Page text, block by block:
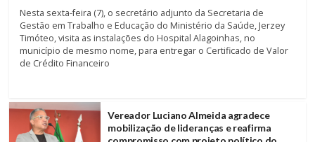
Nesta sexta-feira (7), o secretário adjunto da Secretaria de
Gestão em Trabalho e Educação do Ministério da Saúde, Jerzey
Timóteo, visita as instalações do Hospital Alagoinhas, no
município de mesmo nome, para entregar o Certificado de Valor
de Crédito Financeiro
Vereador Luciano Almeida agradece
mobilização de lideranças e reafirma